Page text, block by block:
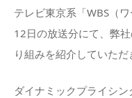
テレビ東京系「WBS（
12日の放送分にて、弊
り組みを紹介していただ
ダイナミックプライシ